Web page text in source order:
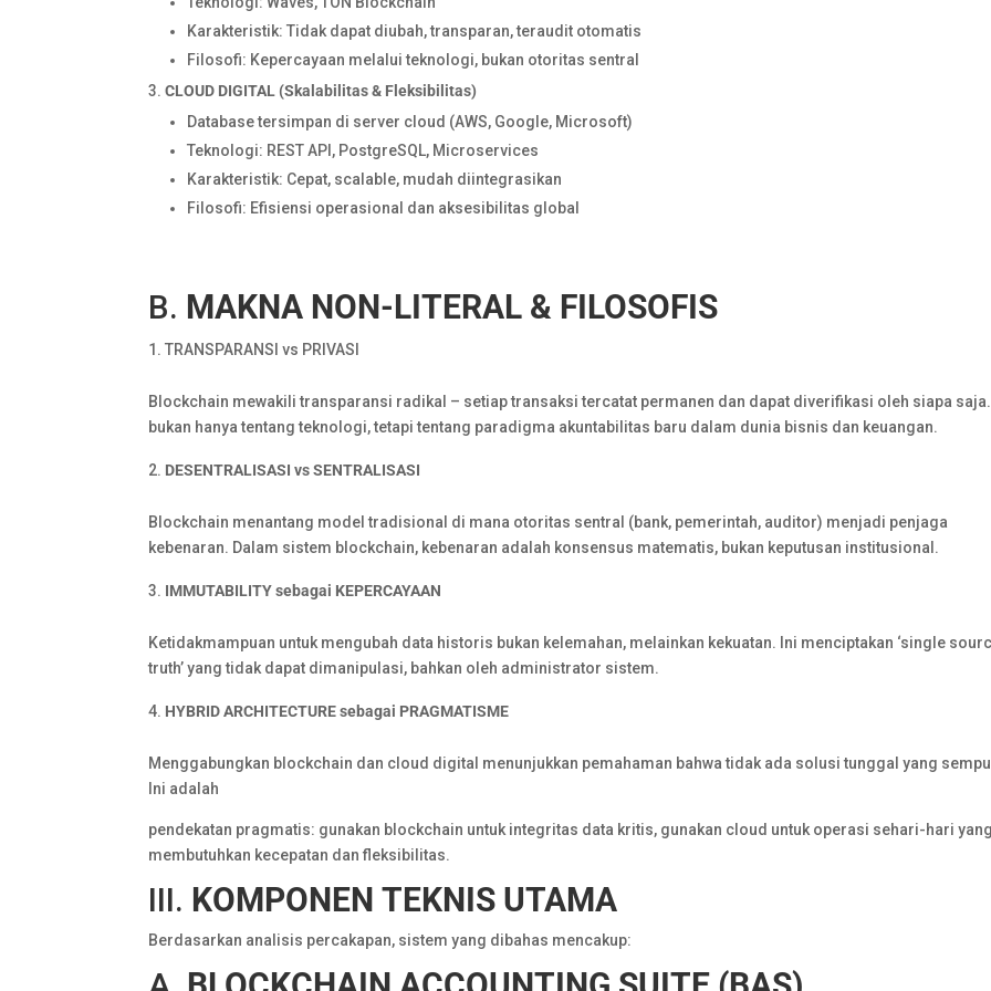
Karakteristik: Tidak dapat diubah, transparan, teraudit otomatis
Filosofi: Kepercayaan melalui teknologi, bukan otoritas sentral
CLOUD DIGITAL (Skalabilitas & Fleksibilitas)
Database tersimpan di server cloud (AWS, Google, Microsoft)
Teknologi: REST API, PostgreSQL, Microservices
Karakteristik: Cepat, scalable, mudah diintegrasikan
Filosofi: Efisiensi operasional dan aksesibilitas global
B. MAKNA NON-LITERAL & FILOSOFIS
TRANSPARANSI vs PRIVASI
Blockchain mewakili transparansi radikal – setiap transaksi tercatat permanen dan dapat diverifikasi oleh siapa
bukan hanya tentang teknologi, tetapi tentang paradigma akuntabilitas baru dalam dunia bisnis dan keuangan.
DESENTRALISASI vs SENTRALISASI
Blockchain menantang model tradisional di mana otoritas sentral (bank, pemerintah, auditor) menjadi penjaga
kebenaran. Dalam sistem blockchain, kebenaran adalah konsensus matematis, bukan keputusan institusional.
IMMUTABILITY sebagai KEPERCAYAAN
Ketidakmampuan untuk mengubah data historis bukan kelemahan, melainkan kekuatan. Ini menciptakan ‘single
truth’ yang tidak dapat dimanipulasi, bahkan oleh administrator sistem.
HYBRID ARCHITECTURE sebagai PRAGMATISME
Menggabungkan blockchain dan cloud digital menunjukkan pemahaman bahwa tidak ada solusi tunggal yang
Ini adalah
pendekatan pragmatis: gunakan blockchain untuk integritas data kritis, gunakan cloud untuk operasi sehari-hari
membutuhkan kecepatan dan fleksibilitas.
III. KOMPONEN TEKNIS UTAMA
Berdasarkan analisis percakapan, sistem yang dibahas mencakup: